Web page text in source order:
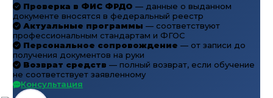
Проверка в ФИС ФРДО — данные о выданном
документе вносятся в федеральный реестр
Актуальные программы — соответствуют
профессиональным стандартам и ФГОС
Персональное сопровождение — от записи до
получения документов на руки
Возврат средств — полный возврат, если обучение
не соответствует заявленному
Консультация